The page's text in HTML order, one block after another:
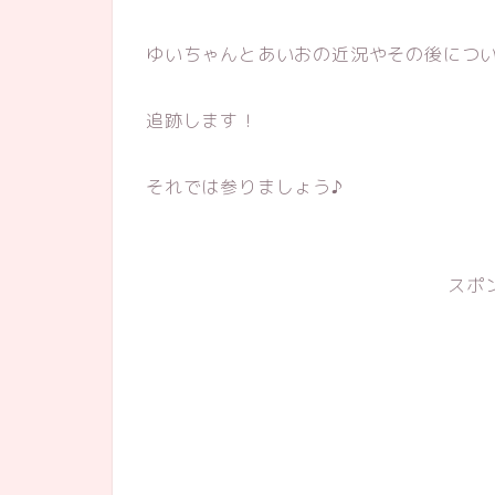
ゆいちゃんとあいおの近況やその後につ
追跡します！
それでは参りましょう♪
スポ